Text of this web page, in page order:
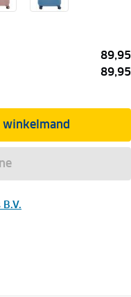
89,95
89,95
winkelmand
B.V.